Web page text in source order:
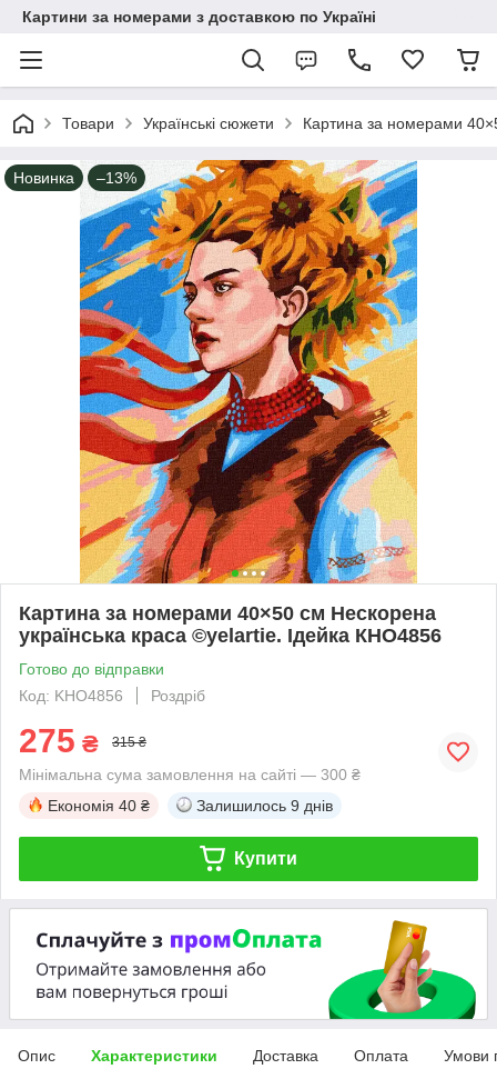
Картини за номерами з доставкою по Україні
Товари Українські сюжети Картина за номерами
Новинка –13%
Картина за номерами 40×50 см Нескорена
українська краса ©yelartie. Ідейка КНО4856
Готово до відправки
Код: KHO4856
Роздріб
275 ₴ 315 ₴
Мінімальна сума замовлення на сайті — 300 ₴
Економія 40 ₴ Залишилось 9 днів
Купити
Опис Характеристики Доставка Оплата Умови